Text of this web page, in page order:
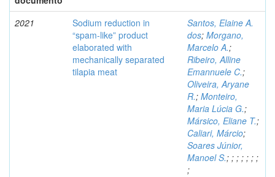
2021
Sodium reduction in
“spam-like” product
elaborated with
mechanically separated
tilapia meat
Santos, Elaine A.
dos; Morgano,
Marcelo A.;
Ribeiro, Alline
Emannuele C.;
Oliveira, Aryane
R.; Monteiro,
Maria Lúcia G.;
Mársico, Eliane T.;
Caliari, Márcio;
Soares Júnior,
Manoel S.; ; ; ; ; ; ;
;